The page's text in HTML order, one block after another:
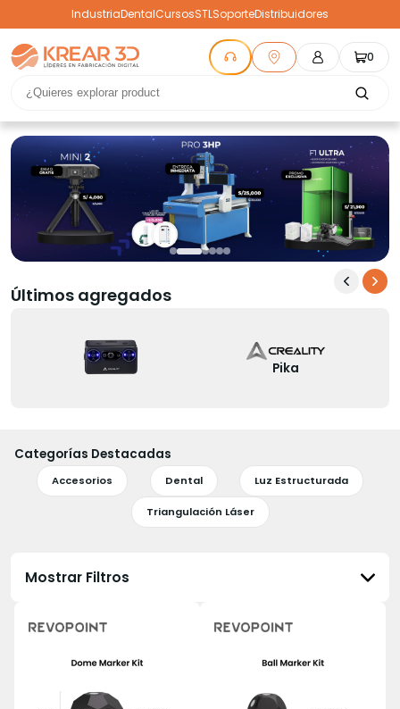
IndustriaDentalCursosSTLSoporteDistribuidores
0
Últimos agregados
Pika
Categorías Destacadas
Accesorios Dental Luz Estructurada
Triangulación Láser
Mostrar Filtros